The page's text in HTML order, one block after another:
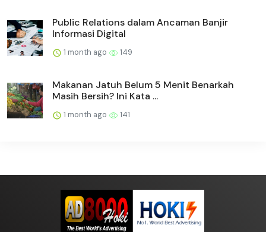
Public Relations dalam Ancaman Banjir
Informasi Digital
1 month ago 149
Makanan Jatuh Belum 5 Menit Benarkah
Masih Bersih? Ini Kata ...
1 month ago 141